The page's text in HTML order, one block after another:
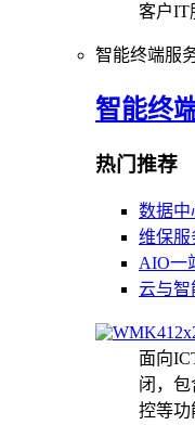
客户IT
智能终端服
智能终
热门推荐
数据中
维保服
AIO一
云与智
面向
闭，
控等功